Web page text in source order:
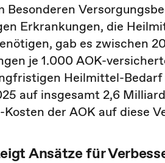
Besonderen
Erkrankungen, die
gab es zwischen
je 1.000 AOK-
Heilmittel-Bedarf
auf insgesamt 2,6
der AOK auf diese
Ansätze für